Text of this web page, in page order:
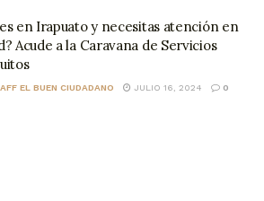
en Irapuato y necesitas atención en
Acude a la Caravana de Servicios
EL BUEN CIUDADANO JULIO 16, 2024 0